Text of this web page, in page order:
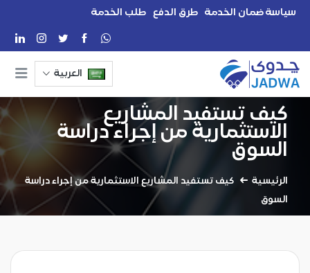
سياسة ضمان الخدمة طرق الدفع طلب الخدمة
العربية
كيف تستفيد المشاريع
الاستثمارية من إجراء دراسة
السوق
الرئيسية
كيف تستفيد المشاريع الاستثمارية من إجراء دراسة
السوق